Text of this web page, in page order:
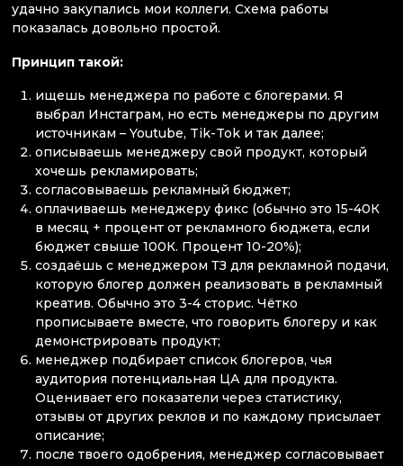
удачно закупались мои коллеги. Схема работы
показалась довольно простой.
Принцип такой:
ищешь менеджера по работе с блогерами. Я
выбрал Инстаграм, но есть менеджеры по другим
источникам – Youtube, Tik-Tok и так далее;
описываешь менеджеру свой продукт, который
хочешь рекламировать;
согласовываешь рекламный бюджет;
оплачиваешь менеджеру фикс (обычно это 15-40К
в месяц + процент от рекламного бюджета, если
бюджет свыше 100К. Процент 10-20%);
создаёшь с менеджером ТЗ для рекламной подачи,
которую блогер должен реализовать в рекламный
креатив. Обычно это 3-4 сторис. Чётко
прописываете вместе, что говорить блогеру и как
демонстрировать продукт;
менеджер подбирает список блогеров, чья
аудитория потенциальная ЦА для продукта.
Оценивает его показатели через статистику,
отзывы от других реклов и по каждому присылает
описание;
после твоего одобрения, менеджер согласовывает